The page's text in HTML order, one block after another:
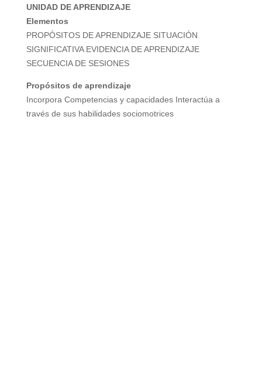
d
UNIDAD DE APRENDIZAJE
Elementos
PROPÓSITOS DE APRENDIZAJE SITUACIÓN
SIGNIFICATIVA EVIDENCIA DE APRENDIZAJE
SECUENCIA DE SESIONES
Propósitos de aprendizaje
Incorpora Competencias y capacidades Interactúa a
través de sus habilidades sociomotrices